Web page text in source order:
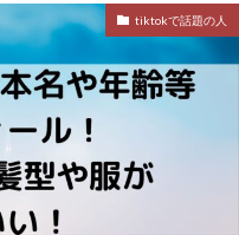
tiktokで話題の人